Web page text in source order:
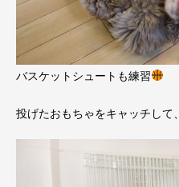
バスケットシュートも練習
投げたおもちゃをキャッチして、